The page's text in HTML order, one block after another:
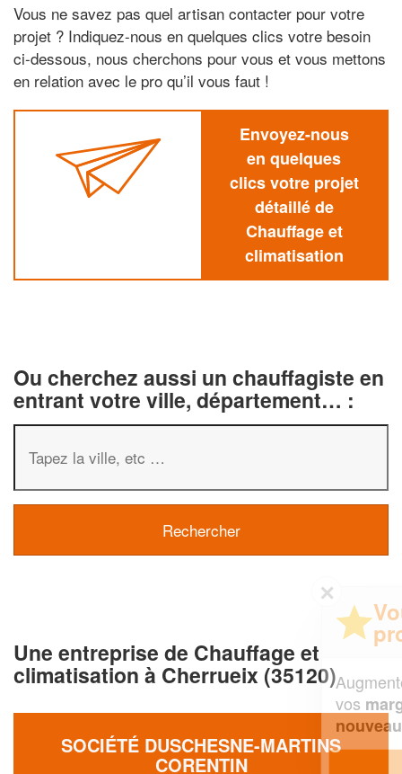
Vous ne savez pas quel artisan contacter pour votre
projet ? Indiquez-nous en quelques clics votre besoin
ci-dessous, nous cherchons pour vous et vous mettons
en relation avec le pro qu’il vous faut !
Envoyez-nous
en quelques
clics votre projet
détaillé de
Chauffage et
climatisation
Ou cherchez aussi un chauffagiste en
entrant votre ville, département… :
Une entreprise de Chauffage et
climatisation à Cherrueix (35120)
SOCIÉTÉ DUSCHESNE-MARTINS
CORENTIN
Augmentez votrechiffre d'affaireset
tout en gagnant de
En savoir plus